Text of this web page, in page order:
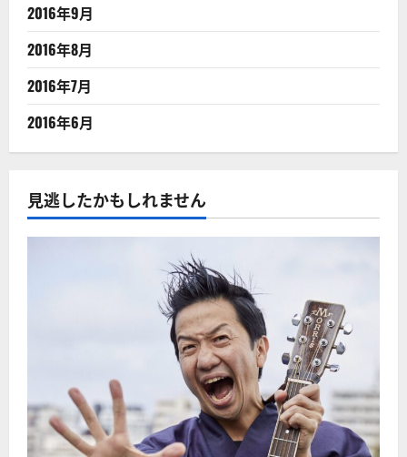
2016年9月
2016年8月
2016年7月
2016年6月
見逃したかもしれません